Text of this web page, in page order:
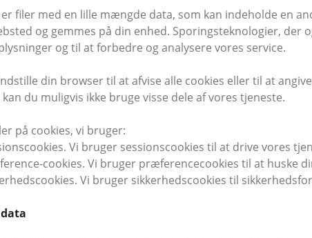
er filer med en lille mængde data, som kan indeholde en
og gemmes på din enhed. Sporingsteknologier, der
og til at forbedre og analysere vores service.
din browser til at afvise alle cookies eller til at
kan du muligvis ikke bruge visse dele af vores tjeneste.
på cookies, vi bruger:
Vi bruger sessionscookies til at drive vores
cookies. Vi bruger præferencecookies til at huske
Vi bruger sikkerhedscookies til